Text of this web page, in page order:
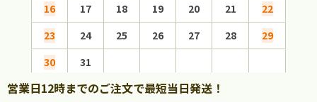
16
17 18 19 20 21
22
23
24 25 26 27 28
29
30
31
営業日12時までのご注文で最短当日発送！